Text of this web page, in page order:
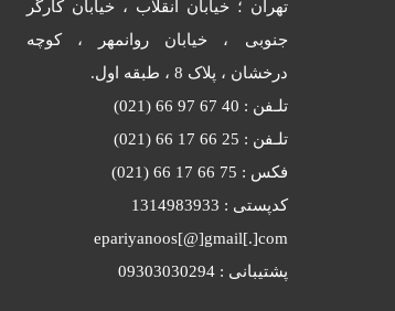
تهران ؛ خیابان انقلاب ، خیابان کارگر
جنوبی ، خیابان روانمهر ، کوچه
درخشان ، پلاک 8 ، طبقه اول.
تلـفن : 40 67 97 66 (021)
تلـفن : 25 66 17 66 (021)
فکس : 75 66 17 66 (021)
کدپستی : 1314983933
epariyanoos[@]gmail[.]com
پشتیبانی : 09303030294